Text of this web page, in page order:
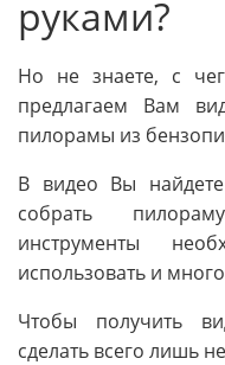
руками?
Но не знаете, с
предлагаем Вам
пилорамы из
В видео Вы
собрать
инструменты
использовать и
Чтобы получить
сделать всего лишь